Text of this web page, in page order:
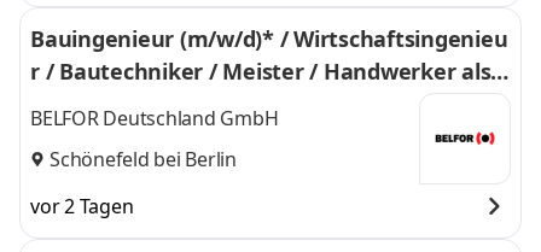
Bauingenieur (m/w/d)* / Wirtschaftsingenieu
r / Bautechniker / Meister / Handwerker als P
rojektleiter Brand- und Wasserschaden
BELFOR Deutschland GmbH
Schönefeld bei Berlin
vor 2 Tagen